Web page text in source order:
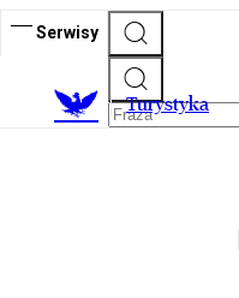
Serwisy
Turystyka